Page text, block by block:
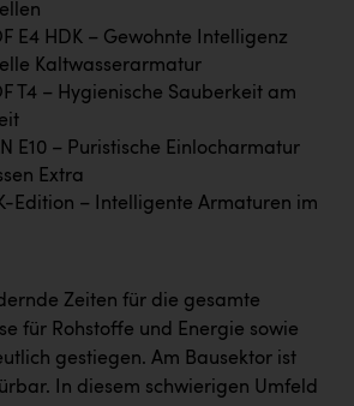
Institut Dr. Loimer
und Motorhotels
E4 HDK – Gewohnte Intelligenz
Kaltwasserarmatur
T4 – Hygienische Sauberkeit am
E10 – Puristische Einlocharmatur
Extra
Edition – Intelligente Armaturen im
Zeiten für die gesamte
für Rohstoffe und Energie sowie
gestiegen. Am Bausektor ist
In diesem schwierigen Umfeld